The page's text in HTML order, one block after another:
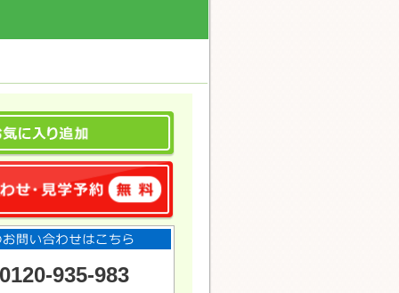
0120-935-983